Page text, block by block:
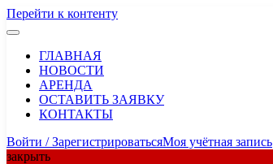
Перейти к контенту
ГЛАВНАЯ
НОВОСТИ
АРЕНДА
ОСТАВИТЬ ЗАЯВКУ
КОНТАКТЫ
Войти / ЗарегистрироватьсяМоя учётная запись
закрыть